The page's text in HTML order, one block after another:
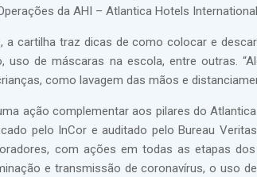
da AHI – Atlantica Hotels
a cartilha traz dicas de como colocar e
uso de máscaras na escola, entre outras.
como lavagem das mãos e
ação complementar aos pilares do
pelo InCor e auditado pelo Bureau
com ações em todas as etapas
e transmissão de coronavírus, o uso